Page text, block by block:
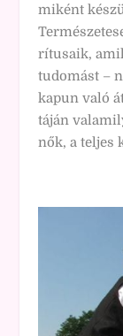
miként
rítusaik,
tudomást –
kapun való
táján
nők, a teljes